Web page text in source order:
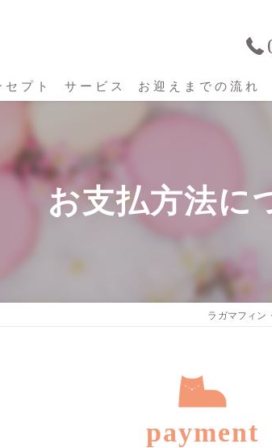
セプト サービス お迎えまでの流れ
お問合わせからお引渡
生体保証・ペット保険
お支払方法に
ラガマフィン
payment